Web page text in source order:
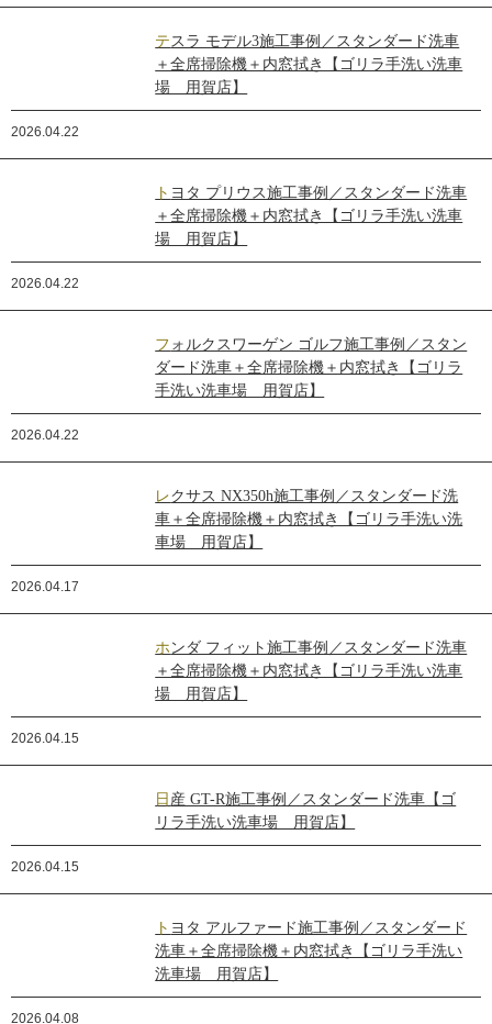
テスラ モデル3施工事例／スタンダード洗車
＋全席掃除機＋内窓拭き【ゴリラ手洗い洗車
場 用賀店】
2026.04.22
トヨタ プリウス施工事例／スタンダード洗車
＋全席掃除機＋内窓拭き【ゴリラ手洗い洗車
場 用賀店】
2026.04.22
フォルクスワーゲン ゴルフ施工事例／スタン
ダード洗車＋全席掃除機＋内窓拭き【ゴリラ
手洗い洗車場 用賀店】
2026.04.22
レクサス NX350h施工事例／スタンダード洗
車＋全席掃除機＋内窓拭き【ゴリラ手洗い洗
車場 用賀店】
2026.04.17
ホンダ フィット施工事例／スタンダード洗車
＋全席掃除機＋内窓拭き【ゴリラ手洗い洗車
場 用賀店】
2026.04.15
日産 GT-R施工事例／スタンダード洗車【ゴ
リラ手洗い洗車場 用賀店】
2026.04.15
トヨタ アルファード施工事例／スタンダード
洗車＋全席掃除機＋内窓拭き【ゴリラ手洗い
洗車場 用賀店】
2026.04.08